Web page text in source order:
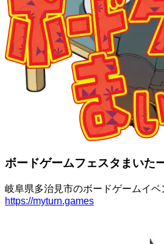
ボードゲームフェスタまいた
岐阜県多治見市のボードゲームイベ
https://myturn.games